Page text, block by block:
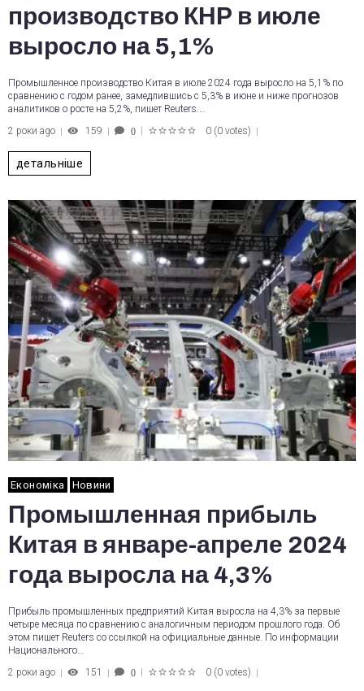
производство КНР в июле
выросло на 5,1%
Промышленное производство Китая в июле 2024 года выросло на 5,1% по
сравнению с годом ранее, замедлившись с 5,3% в июне и ниже прогнозов
аналитиков о росте на 5,2%, пишет Reuters.…
2 роки ago
159 0 0 (0 votes)
детальніше
Економіка Новини
Промышленная прибыль
Китая в январе-апреле 2024
года выросла на 4,3%
Прибыль промышленных предприятий Китая выросла на 4,3% за первые
четыре месяца по сравнению с аналогичным периодом прошлого года. Об
этом пишет Reuters со ссылкой на официальные данные. По информации
Национального…
2 роки ago
151 0 0 (0 votes)